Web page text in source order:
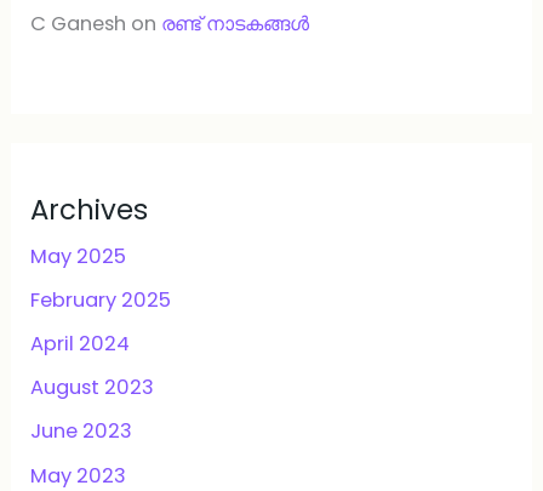
C Ganesh on രണ്ട് നാടകങ്ങള്‍
Archives
May 2025
February 2025
April 2024
August 2023
June 2023
May 2023